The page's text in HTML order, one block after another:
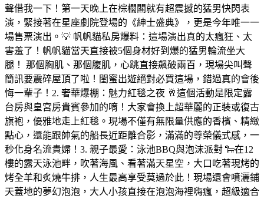
聲借我一下！第一天晚上在棕櫚閣就有超震撼的猛男快閃表
演，緊接著在星座劇院登場的《紳士盛典》，更是今年唯一一
場售票演出。💡 帆帆貓私房爆料：這場演出真的太瘋狂、太
害羞了！帆帆貓當天直接被5個身材好到爆的猛男輪流坐大
腿！ 那個胸肌、那個腹肌，心跳直接飆破兩百，現場尖叫聲
簡訊要震碎屋頂了啦！閨蜜出遊絕對必買這場，錯過真的會後
悔一輩子！2. 奢華爆棚：魅力紅毯之夜 🥂這個活動是限定露
台房與皇宮房貴賓參加的唷！大家會換上超華麗的正裝或復古
旗袍，優雅地走上紅毯。現場不僅有無限量供應的香檳、精緻
點心，還能跟帥氣的船長近距離合影，滿滿的尊榮儀式感，一
秒化身名流貴婦！3. 親子最愛：泳池BBQ與泡沫派對 🐑在12
樓的露天泳池畔，吹著海風、看著滿天星空，大口吃著現烤的
烤全羊和炙燒牛排，人生最高享受莫過於此！現場還會噴灑鋪
天蓋地的夢幻泡泡，大人小孩直接在泡泡海裡嗨瘋，超級適合